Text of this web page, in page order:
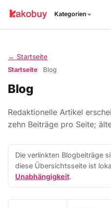
Kategorien
← Startseite
Startseite Blog
Blog
Redaktionelle Artikel
zehn Beiträge pro Seite;
Die verlinkten Blogbeiträge
diese Übersichtsseite ist
Unabhängigkeit.